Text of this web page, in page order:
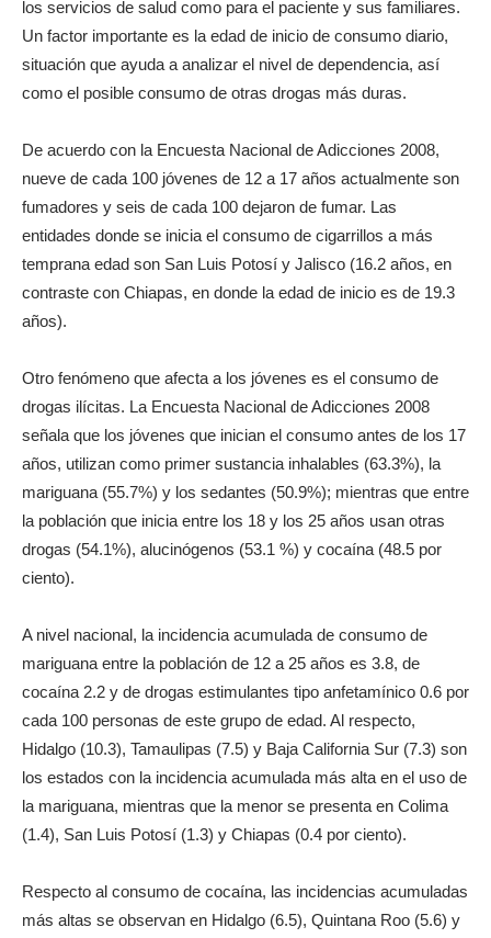
los servicios de salud como para el paciente y sus familiares.
Un factor importante es la edad de inicio de consumo diario,
situación que ayuda a analizar el nivel de dependencia, así
como el posible consumo de otras drogas más duras.
De acuerdo con la Encuesta Nacional de Adicciones 2008,
nueve de cada 100 jóvenes de 12 a 17 años actualmente son
fumadores y seis de cada 100 dejaron de fumar. Las
entidades donde se inicia el consumo de cigarrillos a más
temprana edad son San Luis Potosí y Jalisco (16.2 años, en
contraste con Chiapas, en donde la edad de inicio es de 19.3
años).
Otro fenómeno que afecta a los jóvenes es el consumo de
drogas ilícitas. La Encuesta Nacional de Adicciones 2008
señala que los jóvenes que inician el consumo antes de los 17
años, utilizan como primer sustancia inhalables (63.3%), la
mariguana (55.7%) y los sedantes (50.9%); mientras que entre
la población que inicia entre los 18 y los 25 años usan otras
drogas (54.1%), alucinógenos (53.1 %) y cocaína (48.5 por
ciento).
A nivel nacional, la incidencia acumulada de consumo de
mariguana entre la población de 12 a 25 años es 3.8, de
cocaína 2.2 y de drogas estimulantes tipo anfetamínico 0.6 por
cada 100 personas de este grupo de edad. Al respecto,
Hidalgo (10.3), Tamaulipas (7.5) y Baja California Sur (7.3) son
los estados con la incidencia acumulada más alta en el uso de
la mariguana, mientras que la menor se presenta en Colima
(1.4), San Luis Potosí (1.3) y Chiapas (0.4 por ciento).
Respecto al consumo de cocaína, las incidencias acumuladas
más altas se observan en Hidalgo (6.5), Quintana Roo (5.6) y